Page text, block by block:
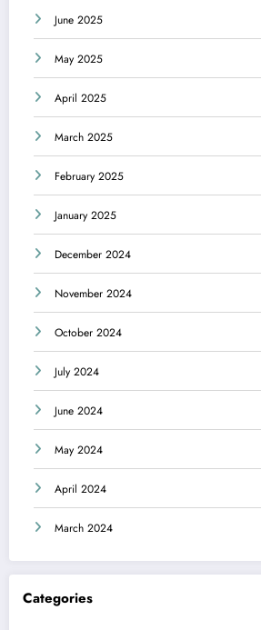
June 2025
May 2025
April 2025
March 2025
February 2025
January 2025
December 2024
November 2024
October 2024
July 2024
June 2024
May 2024
April 2024
March 2024
Categories